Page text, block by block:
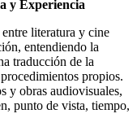
y Experiencia
literatura y cine
entendiendo la
traducción de la
propios.
y obras audiovisuales,
punto de vista, tiempo,